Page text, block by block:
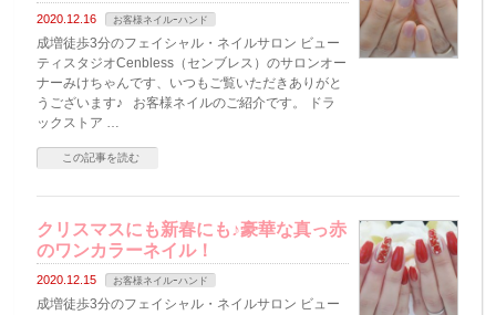
2020.12.16 お客様ネイルｰハンド
成増徒歩3分のフェイシャル・ネイルサロン ビュー
ティスタジオCenbless（センブレス）のサロンオー
ナーみけちゃんです、いつもご覧いただきありがと
うございます♪ お客様ネイルのご紹介です。 ドラ
ックストア …
この記事を読む
クリスマスにも新春にも♪豪華な真っ赤
のワンカラーネイル！
2020.12.15 お客様ネイルｰハンド
成増徒歩3分のフェイシャル・ネイルサロン ビュー